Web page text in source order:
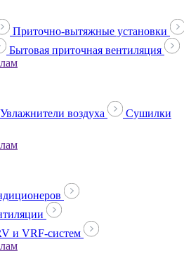
Приточно-вытяжные установки
Бытовая приточная вентиляция
Увлажнители воздуха
Сушилки
и VRF-систем